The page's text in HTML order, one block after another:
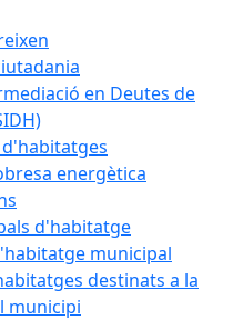
en Deutes de
energètica
d'habitatge
municipal
destinats a la
municipi